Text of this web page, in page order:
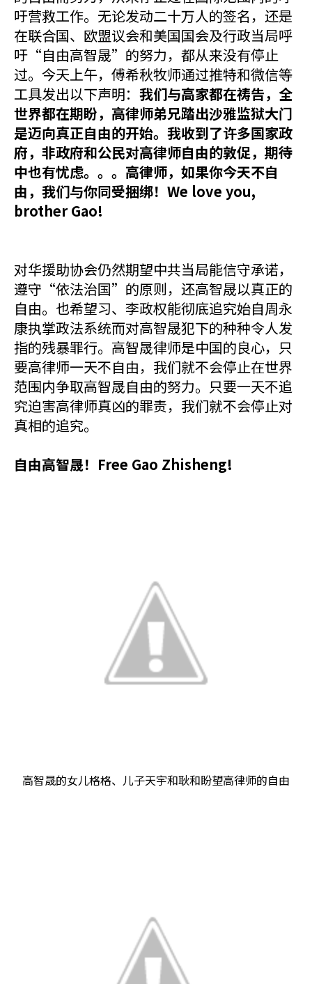
吁营救工作。无论发动二十万人的签名，还是
在联合国、欧盟议会和美国国会及行政当局呼
吁“自由高智晟”的努力，都从来没有停止
过。今天上午，傅希秋牧师通过推特和微信等
工具发出以下声明： 我们与高家都在祷告，全
世界都在期盼，高律师弟兄踏出沙雅监狱大门
是迈向真正自由的开始。我收到了许多国家政
府，非政府和公民对高律师自由的敦促，期待
中也有忧虑。。。高律师，如果你今天不自
由，我们与你同受捆绑！We love you,
brother Gao!
对华援助协会仍然期望中共当局能信守承诺，
遵守“依法治国”的原则，还高智晟以真正的
自由。也希望习、李政权能彻底追究始自周永
康执掌政法系统而对高智晟犯下的种种令人发
指的残暴罪行。高智晟律师是中国的良心，只
要高律师一天不自由，我们就不会停止在世界
范围内争取高智晟自由的努力。只要一天不追
究迫害高律师真凶的罪责，我们就不会停止对
真相的追究。
自由高智晟！Free Gao Zhisheng!
高智晟的女儿格格、儿子天宇和耿和盼望高律师的自由